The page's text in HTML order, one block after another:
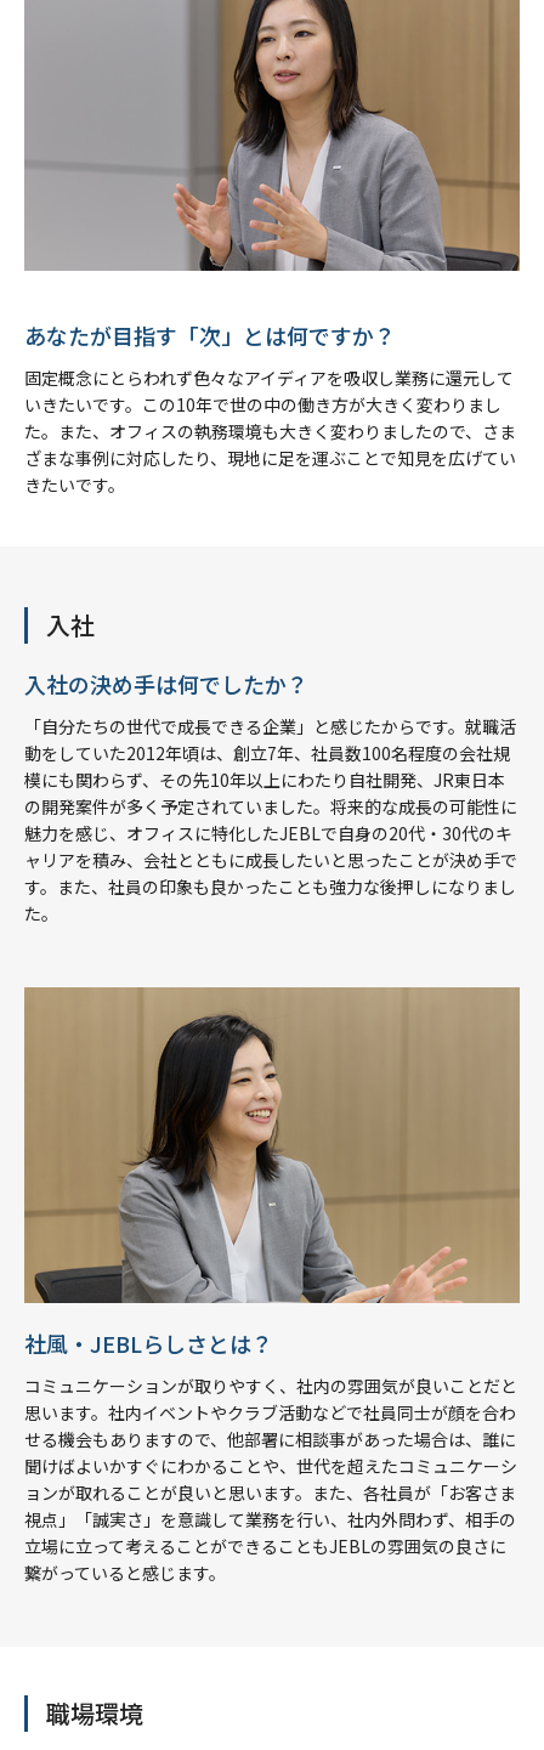
あなたが目指す「次」とは何ですか？
固定概念にとらわれず色々なアイディアを吸収し業務に還元して
いきたいです。この10年で世の中の働き方が大きく変わりまし
た。また、オフィスの執務環境も大きく変わりましたので、さま
ざまな事例に対応したり、現地に足を運ぶことで知見を広げてい
きたいです。
入社
入社の決め手は何でしたか？
「自分たちの世代で成長できる企業」と感じたからです。就職活
動をしていた2012年頃は、創立7年、社員数100名程度の会社規
模にも関わらず、その先10年以上にわたり自社開発、JR東日本
の開発案件が多く予定されていました。将来的な成長の可能性に
魅力を感じ、オフィスに特化したJEBLで自身の20代・30代のキ
ャリアを積み、会社とともに成長したいと思ったことが決め手で
す。また、社員の印象も良かったことも強力な後押しになりまし
た。
社風・JEBLらしさとは？
コミュニケーションが取りやすく、社内の雰囲気が良いことだと
思います。社内イベントやクラブ活動などで社員同士が顔を合わ
せる機会もありますので、他部署に相談事があった場合は、誰に
聞けばよいかすぐにわかることや、世代を超えたコミュニケーシ
ョンが取れることが良いと思います。また、各社員が「お客さま
視点」「誠実さ」を意識して業務を行い、社内外問わず、相手の
立場に立って考えることができることもJEBLの雰囲気の良さに
繋がっていると感じます。
職場環境